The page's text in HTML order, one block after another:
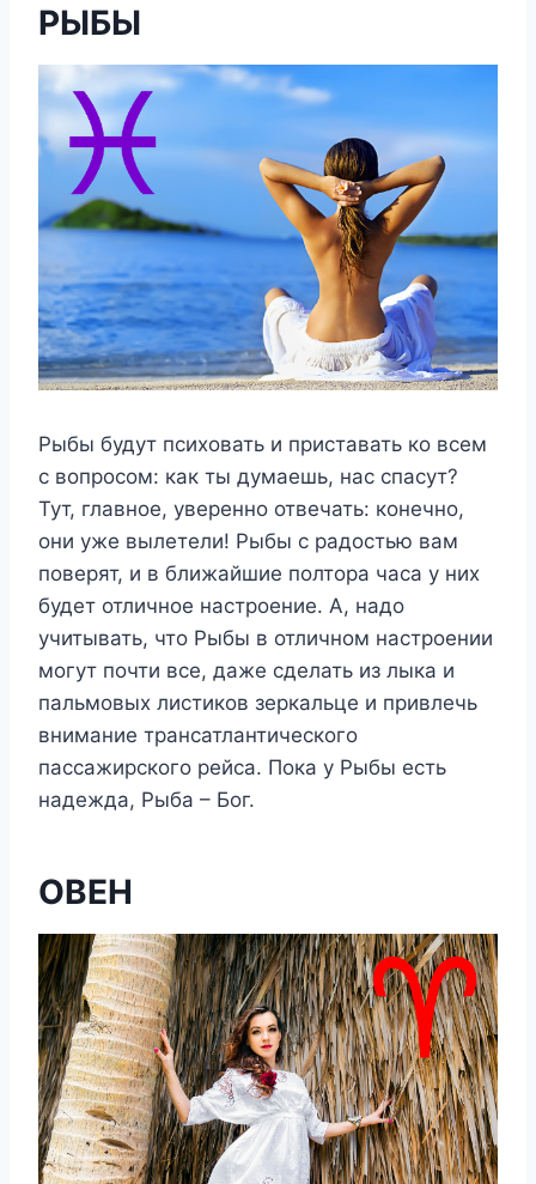
РЫБЫ
Рыбы будут психовать и приставать ко всем
с вопросом: как ты думаешь, нас спасут?
Тут, главное, уверенно отвечать: конечно,
они уже вылетели! Рыбы с радостью вам
поверят, и в ближайшие полтора часа у них
будет отличное настроение. А, надо
учитывать, что Рыбы в отличном настроении
могут почти все, даже сделать из лыка и
пальмовых листиков зеркальце и привлечь
внимание трансатлантического
пассажирского рейса. Пока у Рыбы есть
надежда, Рыба – Бог.
ОВЕН